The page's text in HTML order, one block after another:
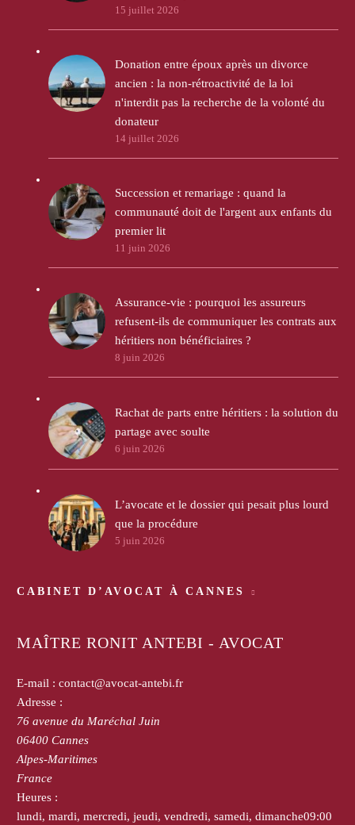
15 juillet 2026
Donation entre époux après un divorce
ancien : la non-rétroactivité de la loi
n'interdit pas la recherche de la volonté du
donateur
14 juillet 2026
Succession et remariage : quand la
communauté doit de l'argent aux enfants du
premier lit
11 juin 2026
Assurance-vie : pourquoi les assureurs
refusent-ils de communiquer les contrats aux
héritiers non bénéficiaires ?
8 juin 2026
Rachat de parts entre héritiers : la solution du
partage avec soulte
6 juin 2026
L’avocate et le dossier qui pesait plus lourd
que la procédure
5 juin 2026
CABINET D’AVOCAT À CANNES
MAÎTRE RONIT ANTEBI - AVOCAT
E-mail : contact@avocat-antebi.fr
Adresse :
76 avenue du Maréchal Juin
06400 Cannes
Alpes-Maritimes
France
Heures :
lundi, mardi, mercredi, jeudi, vendredi, samedi, dimanche09:00